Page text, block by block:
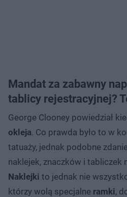
Mandat za zabawny
tablicy rejestracyjnej?
George Clooney powiedział
okleja. Co prawda było to w
tatuaży, jednak podobne
naklejek, znaczków i tabliczek
Naklejki to jednak nie
którzy wolą specjalne ramki,